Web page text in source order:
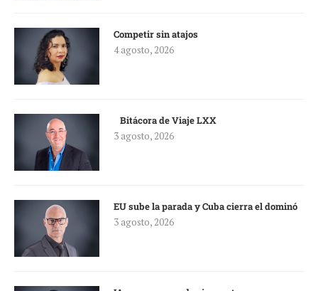
Competir sin atajos
4 agosto, 2026
Bitácora de Viaje LXX
3 agosto, 2026
EU sube la parada y Cuba cierra el dominó
3 agosto, 2026